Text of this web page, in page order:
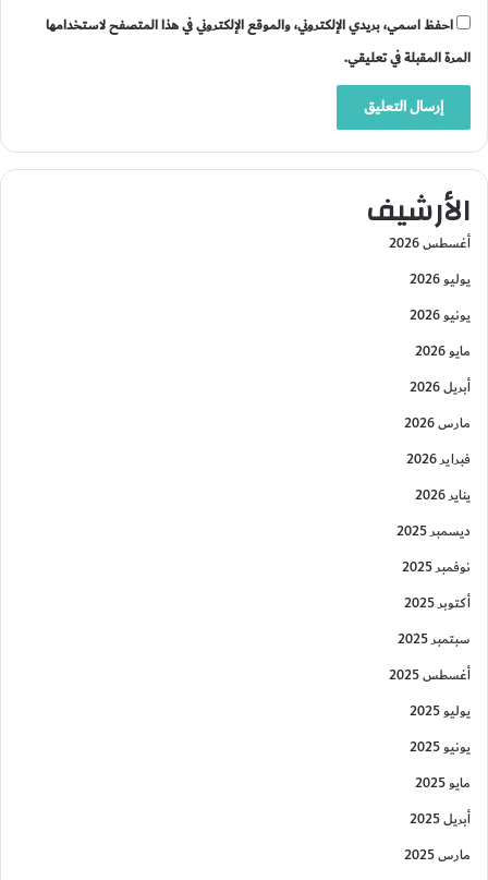
احفظ اسمي، بريدي الإلكتروني، والموقع الإلكتروني في هذا المتصفح لاستخدامها
المرة المقبلة في تعليقي.
الأرشيف
أغسطس 2026
يوليو 2026
يونيو 2026
مايو 2026
أبريل 2026
مارس 2026
فبراير 2026
يناير 2026
ديسمبر 2025
نوفمبر 2025
أكتوبر 2025
سبتمبر 2025
أغسطس 2025
يوليو 2025
يونيو 2025
مايو 2025
أبريل 2025
مارس 2025